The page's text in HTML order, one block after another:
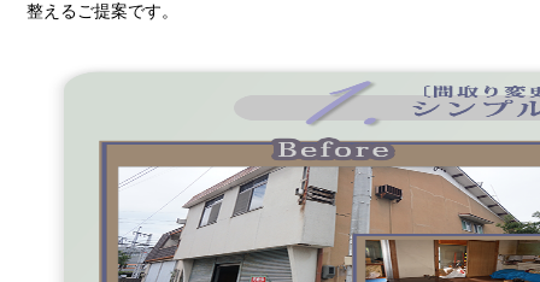
整えるご提案です。